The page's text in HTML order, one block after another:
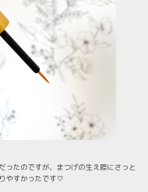
ったのですが、まつげの生え際にさっと
やすかったです♡